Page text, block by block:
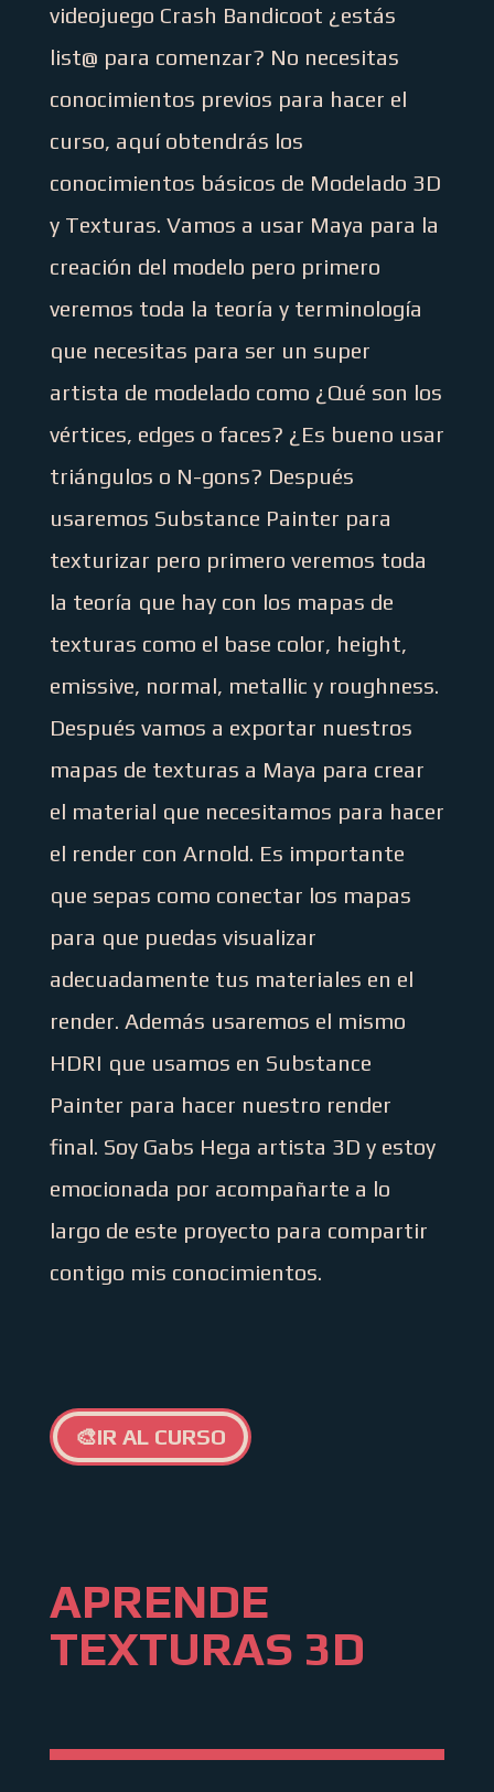
videojuego Crash Bandicoot ¿estás
list@ para comenzar? No necesitas
conocimientos previos para hacer el
curso, aquí obtendrás los
conocimientos básicos de Modelado 3D
y Texturas. Vamos a usar Maya para la
creación del modelo pero primero
veremos toda la teoría y terminología
que necesitas para ser un super
artista de modelado como ¿Qué son los
vértices, edges o faces? ¿Es bueno usar
triángulos o N-gons? Después
usaremos Substance Painter para
texturizar pero primero veremos toda
la teoría que hay con los mapas de
texturas como el base color, height,
emissive, normal, metallic y roughness.
Después vamos a exportar nuestros
mapas de texturas a Maya para crear
el material que necesitamos para hacer
el render con Arnold. Es importante
que sepas como conectar los mapas
para que puedas visualizar
adecuadamente tus materiales en el
render. Además usaremos el mismo
HDRI que usamos en Substance
Painter para hacer nuestro render
final. Soy Gabs Hega artista 3D y estoy
emocionada por acompañarte a lo
largo de este proyecto para compartir
contigo mis conocimientos.
🎨IR AL CURSO
APRENDE
TEXTURAS 3D